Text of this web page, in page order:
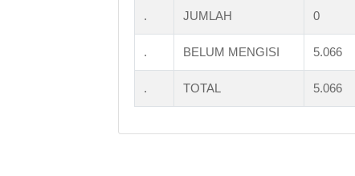
. JUMLAH 0
. BELUM MENGISI 5.066
. TOTAL 5.066